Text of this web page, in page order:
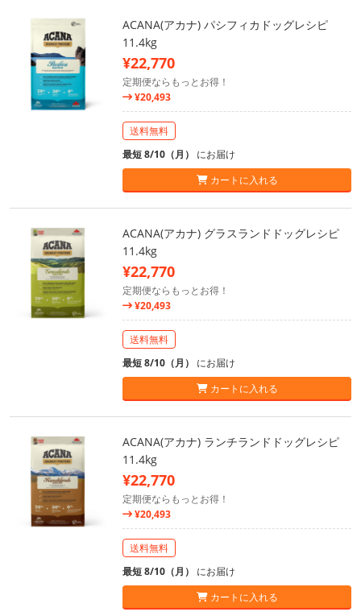
ACANA(アカナ) パシフィカドッグレシピ
11.4kg
¥22,770
定期便ならもっとお得！
¥20,493
送料無料
最短 8/10（月） にお届け
カートに入れる
ACANA(アカナ) グラスランドドッグレシピ
11.4kg
¥22,770
定期便ならもっとお得！
¥20,493
送料無料
最短 8/10（月） にお届け
カートに入れる
ACANA(アカナ) ランチランドドッグレシピ
11.4kg
¥22,770
定期便ならもっとお得！
¥20,493
送料無料
最短 8/10（月） にお届け
カートに入れる